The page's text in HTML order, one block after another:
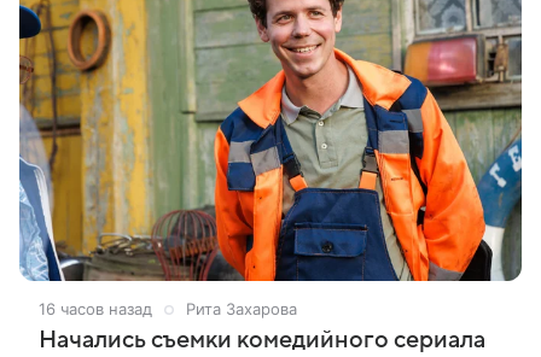
16 часов назад Рита Захарова
Начались съемки комедийного сериала